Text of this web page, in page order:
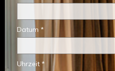
Datum *
Uhrzeit *